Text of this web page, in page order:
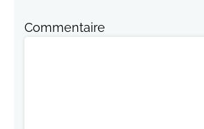
Commentaire